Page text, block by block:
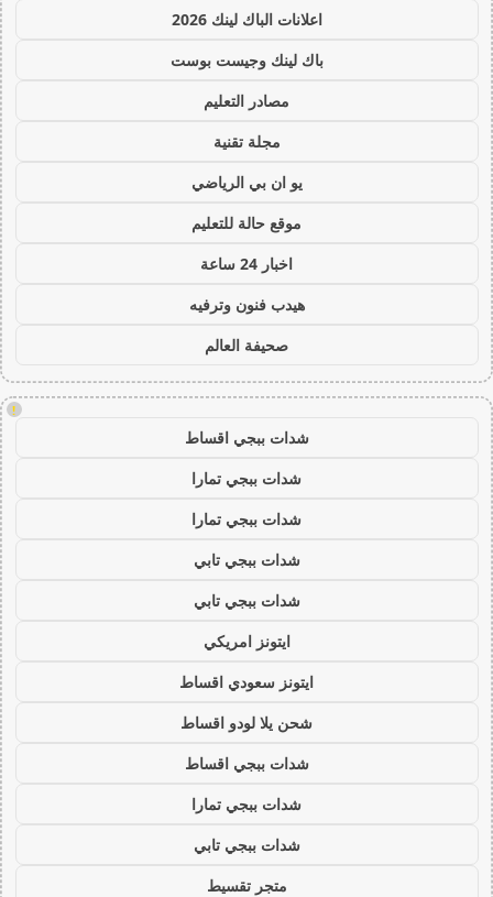
اعلانات الباك لينك 2026
باك لينك وجيست بوست
مصادر التعليم
مجلة تقنية
يو ان بي الرياضي
موقع حالة للتعليم
اخبار 24 ساعة
هيدب فنون وترفيه
صحيفة العالم
!
شدات ببجي اقساط
شدات ببجي تمارا
شدات ببجي تمارا
شدات ببجي تابي
شدات ببجي تابي
ايتونز امريكي
ايتونز سعودي اقساط
شحن يلا لودو اقساط
شدات ببجي اقساط
شدات ببجي تمارا
شدات ببجي تابي
متجر تقسيط